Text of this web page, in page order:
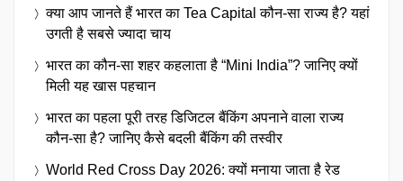
क्या आप जानते हैं भारत का Tea Capital कौन-सा राज्य है? यहां
उगती है सबसे ज्यादा चाय
भारत का कौन-सा शहर कहलाता है “Mini India”? जानिए क्यों
मिली यह खास पहचान
भारत का पहला पूरी तरह डिजिटल बैंकिंग अपनाने वाला राज्य
कौन-सा है? जानिए कैसे बदली बैंकिंग की तस्वीर
World Red Cross Day 2026: क्यों मनाया जाता है रेड